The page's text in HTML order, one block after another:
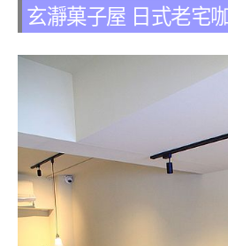
玄瀞菓子屋 日式老宅